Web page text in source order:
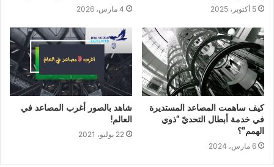
5 أكتوبر، 2025 4 مارس، 2026
كيف ساهمت المصاعد المستديرة
في خدمة أبطال التحديّ “ذوي
الهمم”؟
6 مارس، 2024
شاهد بالصور أغرب المصاعد في
العالم!
22 يوليو، 2021